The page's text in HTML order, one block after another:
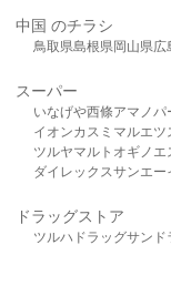
中国 のチラシ
鳥取県島根県岡山県広
スーパー
いなげや西條アマノパ
イオンカスミ マルエツ
ツルヤマルト オギノ エ
ダイレックスサンエー
ドラッグストア
ツルハドラッグサンド